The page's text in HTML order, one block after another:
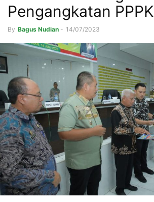
Pengangkatan PPPK
By Bagus Nudian - 14/07/2023